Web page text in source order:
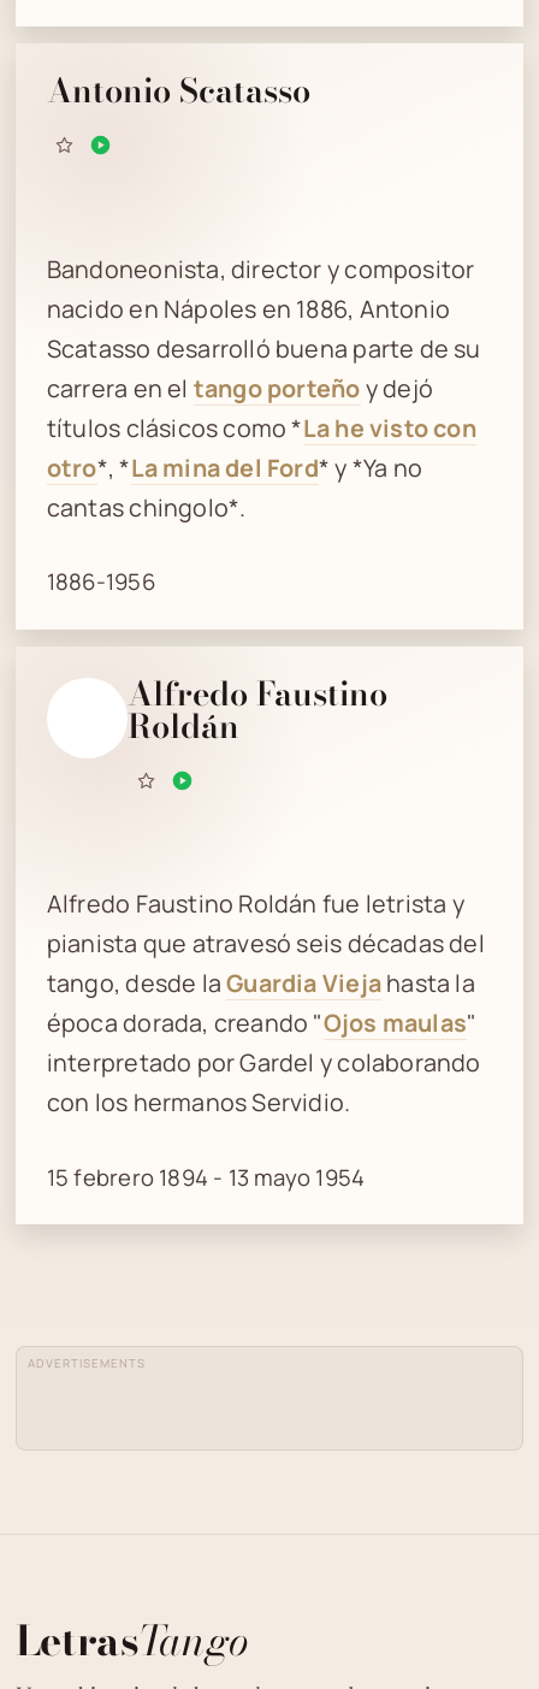
Antonio Scatasso
Bandoneonista, director y compositor
nacido en Nápoles en 1886, Antonio
Scatasso desarrolló buena parte de su
carrera en el tango porteñoy dejó
títulos clásicos como *La he visto con
otro*, *La mina del Ford* y *Ya no
cantas chingolo*.
1886-1956
Alfredo Faustino
Roldán
Alfredo Faustino Roldán fue letrista y
pianista que atravesó seis décadas del
tango, desde laGuardia Viejahasta la
época dorada, creando "Ojos maulas"
interpretado por Gardel y colaborando
con los hermanos Servidio.
15 febrero 1894 - 13 mayo 1954
ADVERTISEMENTS
LetrasTango